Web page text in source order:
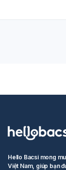
Hello Bacsi mong
Việt Nam, giúp bạn